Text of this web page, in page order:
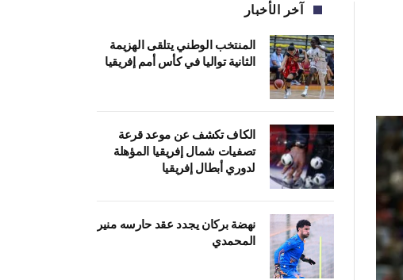
آخر الأخبار
المنتخب الوطني يتلقى الهزيمة
الثانية تواليا في كأس أمم إفريقيا
الكاف تكشف عن موعد قرعة
تصفيات شمال إفريقيا المؤهلة
لدوري أبطال إفريقيا
نهضة بركان يجدد عقد حارسه منير
المحمدي